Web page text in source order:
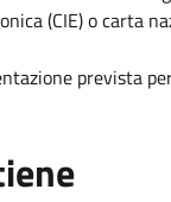
(CIE) o carta
prevista